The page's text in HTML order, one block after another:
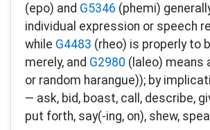
(epo) and G5346 (phemi)
individual expression or speech
while G4483 (rheo) is properly to
merely, and G2980 (laleo) means
or random harangue)); by
— ask, bid, boast, call, describe,
put forth, say(-ing, on), shew,